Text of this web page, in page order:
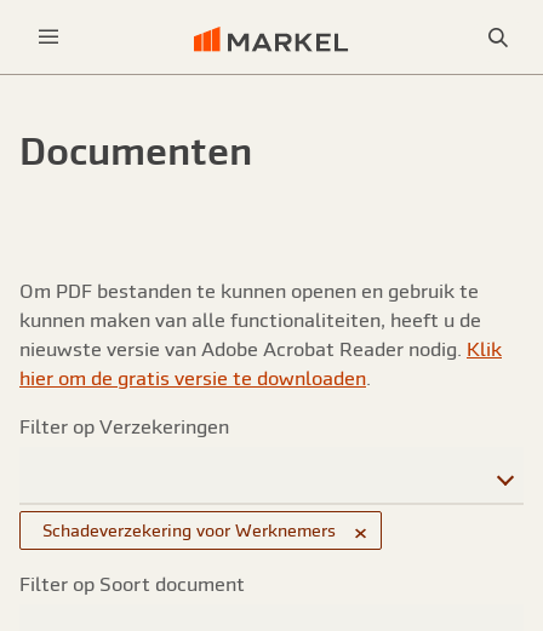
Documenten
Om PDF bestanden te kunnen openen en gebruik te
kunnen maken van alle functionaliteiten, heeft u de
nieuwste versie van Adobe Acrobat Reader nodig. Klik
hier om de gratis versie te downloaden
Filter op Verzekeringen
×
Schadeverzekering voor Werknemers
Filter op Soort document